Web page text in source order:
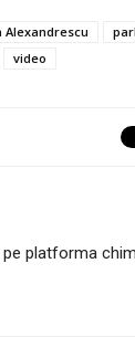
Alexandrescu
video
pe platforma